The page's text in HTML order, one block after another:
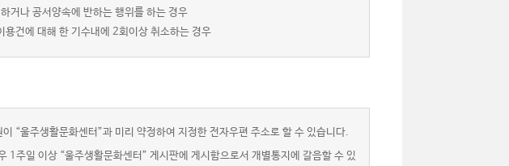
거나 공서양속에 반하는 행위를 하는 경우
건에 대해 한 기수내에 2회이상 취소하는 경우
“울주생활문화센터”과 미리 약정하여 지정한 전자우편 주소로 할 수 있습니다.
1주일 이상 “울주생활문화센터” 게시판에 게시함으로서 개별통지에 갈음할 수 있